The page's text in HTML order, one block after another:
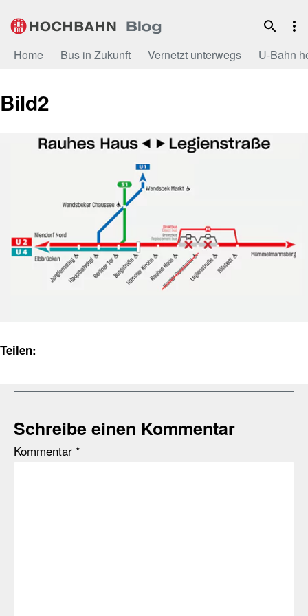
Inhalt
Home Bus in Zukunft Vernetzt unterwegs U-Bahn
Bild2
Teilen:
Schreibe einen Kommentar
Kommentar *